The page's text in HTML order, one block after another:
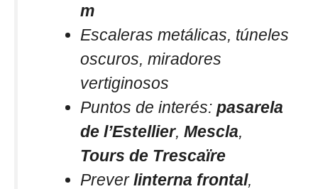
m
Escaleras metálicas, túneles
oscuros, miradores
vertiginosos
Puntos de interés:pasarela
de l’Estellier,Mescla,
Tours de Trescaïre
Preverlinterna frontal,